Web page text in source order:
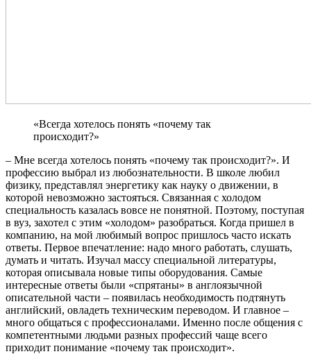
«Всегда хотелось понять «почему так
происходит?»
– Мне всегда хотелось понять «почему так происходит?». И
профессию выбрал из любознательности. В школе любил
физику, представлял энергетику как науку о движении, в
которой невозможно застояться. Связанная с холодом
специальность казалась вовсе не понятной. Поэтому, поступая
в вуз, захотел с этим «холодом» разобраться. Когда пришел в
компанию, на мой любимый вопрос пришлось часто искать
ответы. Первое впечатление: надо много работать, слушать,
думать и читать. Изучал массу специальной литературы,
которая описывала новые типы оборудования. Самые
интересные ответы были «спрятаны» в англоязычной
описательной части – появилась необходимость подтянуть
английский, овладеть техническим переводом. И главное –
много общаться с профессионалами. Именно после общения с
компетентными людьми разных профессий чаще всего
приходит понимание «почему так происходит».